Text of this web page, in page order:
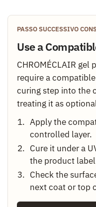
PASSO SUCCESSIVO
Use a
CHROMÉCLAIR gel
require a
curing step into the
treating it as
Apply the
controlled layer.
Cure it under a
the product
Check the
next coat or top